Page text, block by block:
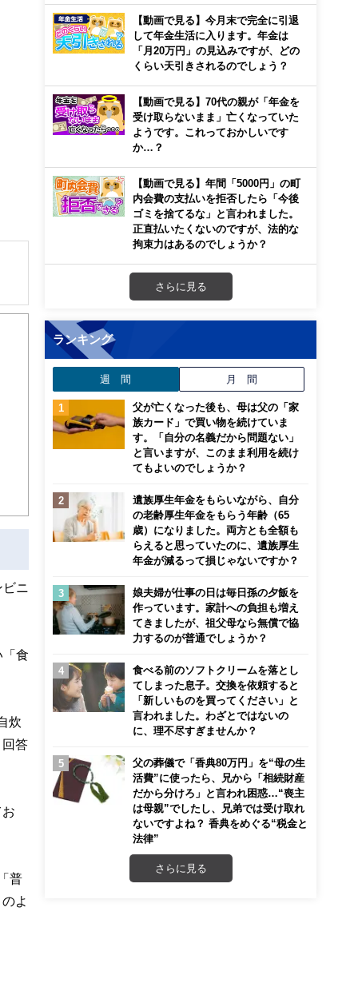
き
ビニ
「食
炊
回答
普
よ
【動画で見る】今月末で完全に引退
して年金生活に入ります。年金は
「月20万円」の見込みですが、どの
くらい天引きされるのでしょう？
【動画で見る】70代の親が「年金を
受け取らないまま」亡くなっていた
ようです。これっておかしいです
か…？
【動画で見る】年間「5000円」の町
内会費の支払いを拒否したら「今後
ゴミを捨てるな」と言われました。
正直払いたくないのですが、法的な
拘束力はあるのでしょうか？
さらに見る
ランキング
週 間 月 間
父が亡くなった後も、母は父の「家
族カード」で買い物を続けていま
す。「自分の名義だから問題ない」
と言いますが、このまま利用を続け
てもよいのでしょうか？
遺族厚生年金をもらいながら、自分
の老齢厚生年金をもらう年齢（65
歳）になりました。両方とも全額も
らえると思っていたのに、遺族厚生
年金が減るって損じゃないですか？
娘夫婦が仕事の日は毎日孫の夕飯を
作っています。家計への負担も増え
てきましたが、祖父母なら無償で協
力するのが普通でしょうか？
食べる前のソフトクリームを落とし
てしまった息子。交換を依頼すると
「新しいものを買ってください」と
言われました。わざとではないの
に、理不尽すぎませんか？
父の葬儀で「香典80万円」を“母の生
活費”に使ったら、兄から「相続財産
だから分けろ」と言われ困惑…“喪主
は母親”でしたし、兄弟では受け取れ
ないですよね？ 香典をめぐる“税金と
法律”
さらに見る